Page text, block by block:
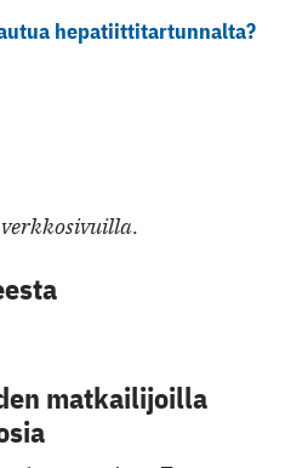
hepatiittitartunnalta?
matkailijoilla